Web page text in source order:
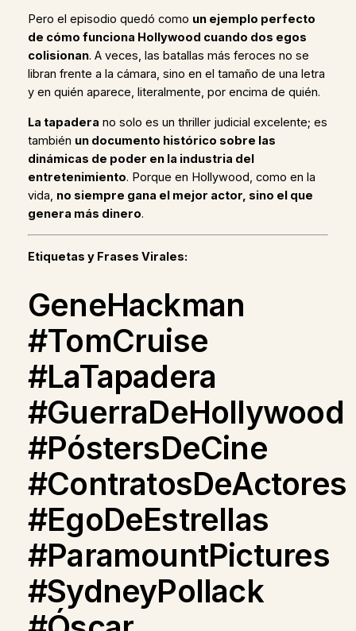
Pero el episodio quedó como un ejemplo perfecto
de cómo funciona Hollywood cuando dos egos
colisionan. A veces, las batallas más feroces no se
libran frente a la cámara, sino en el tamaño de una letra
y en quién aparece, literalmente, por encima de quién.
La tapadera no solo es un thriller judicial excelente; es
también un documento histórico sobre las
dinámicas de poder en la industria del
entretenimiento. Porque en Hollywood, como en la
vida, no siempre gana el mejor actor, sino el que
genera más dinero.
Etiquetas y Frases Virales:
GeneHackman
#TomCruise
#LaTapadera
#GuerraDeHollywood
#PóstersDeCine
#ContratosDeActores
#EgoDeEstrellas
#ParamountPictures
#SydneyPollack